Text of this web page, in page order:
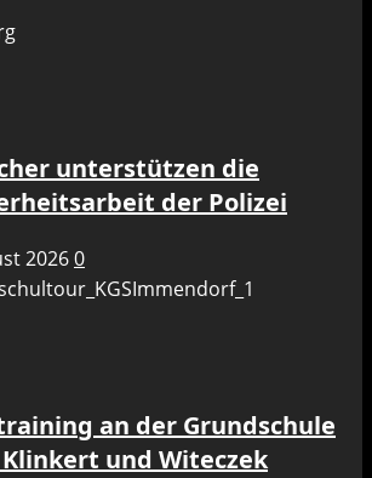
unterstützen die
der Polizei
20260
an der Grundschule
und Witeczek